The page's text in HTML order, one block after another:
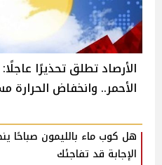
الأرصاد تطلق تحذيرًا
الأحمر.. وانخفاض الحرارة
هل كوب ماء بالليمون صباحًا
الإجابة قد تفاجئك